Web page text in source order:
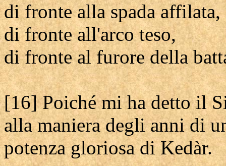
di fronte alla spada affilata,
di fronte all'arco teso,
di fronte al furore della
[16] Poiché mi ha detto il
alla maniera degli anni di
potenza gloriosa di Kedàr.